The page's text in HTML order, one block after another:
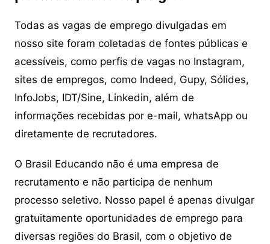
Todas as vagas de emprego divulgadas em
nosso site foram coletadas de fontes públicas e
acessíveis, como perfis de vagas no Instagram,
sites de empregos, como Indeed, Gupy, Sólides,
InfoJobs, IDT/Sine, Linkedin, além de
informações recebidas por e-mail, whatsApp ou
diretamente de recrutadores.
O Brasil Educando não é uma empresa de
recrutamento e não participa de nenhum
processo seletivo. Nosso papel é apenas divulgar
gratuitamente oportunidades de emprego para
diversas regiões do Brasil, com o objetivo de